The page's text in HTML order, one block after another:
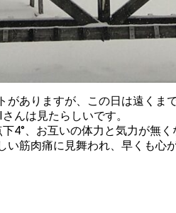
ありますが、この日は遠くま
んは見たらしいです。
4°、お互いの体力と気力が無
筋肉痛に見舞われ、早くも心